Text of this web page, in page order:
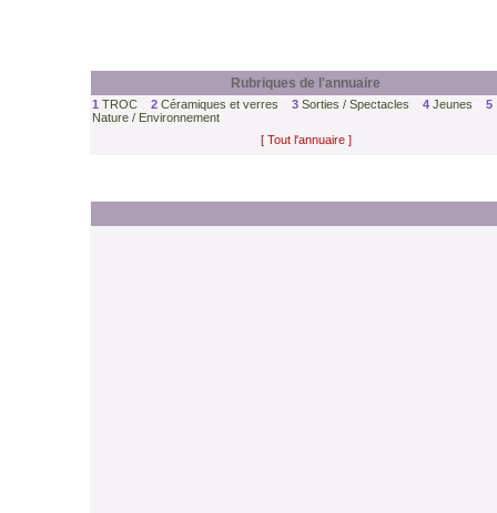
Rubriques de l'annuaire
1 TROC 2 Céramiques et verres 3 Sorties / Spectacles 4 Jeunes
5
Nature / Environnement
[ Tout l'annuaire ]